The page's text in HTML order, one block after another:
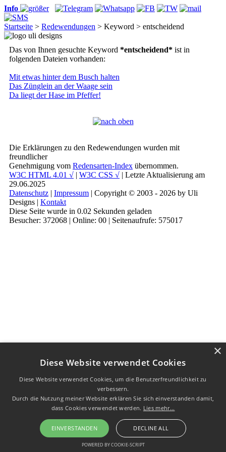
Info
Startseite > Redewendungen > Keyword > entscheidend
Das von Ihnen gesuchte Keyword *entscheidend* ist in
folgenden Dateien vorhanden:
Mit etwas hinter dem Busch halten
Das Zünglein an der Waage sein
Da liegt der Hase im Pfeffer!
Die Erklärungen zu den Redewendungen wurden mit
freundlicher
Genehmigung vom Redensarten-Index übernommen.
W3C HTML 4.01 √ | W3C CSS √ | Letzte Aktualisierung am
29.06.2025
Datenschutz | Impressum | Copyright © 2003 - 2026 by Uli
Designs | Kontakt
Diese Seite wurde in 0.02 Sekunden geladen
Besucher: 372068 | Online: 00 | Seitenaufrufe: 575017
Diese Website verwendet Cookies
Diese Website verwendet Cookies, um die Benutzerfreundlichkeit zu
verbessern.
Durch die Nutzung meiner Website erklären Sie sich einverstanden damit,
dass Cookies verwendet werden. Lies mehr...
EINVERSTANDEN DECLINE ALL
POWERED BY COOKIE-SCRIPT
×